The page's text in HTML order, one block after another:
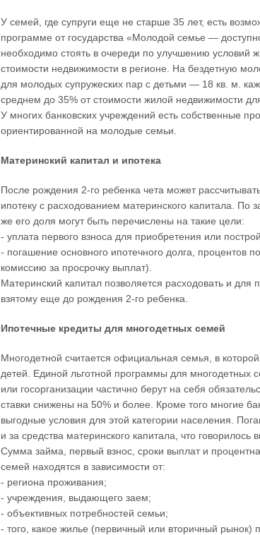
У семей, где супруги еще не старше 35 лет, есть
программе от государства «Молодой семье —
необходимо стоять в очереди по улучшению условий
стоимости недвижимости в регионе. На бездетную
для молодых супружеских пар с детьми — 18 кв. м.
среднем до 35% от стоимости жилой недвижимости
У многих банковских учреждений есть собственные
ориентированной на молодые семьи.
Материнский капитал и ипотека
После рождения 2-го ребенка чета может
ипотеку с расходованием материнского капитала. По
же его доля могут быть перечислены на такие цели:
- уплата первого взноса для приобретения или
- погашение основного ипотечного долга, процентов
комиссию за просрочку выплат).
Материнский капитал позволяется расходовать и для
взятому еще до рождения 2-го ребенка.
Ипотечные кредиты для многодетных семей
Многодетной считается официальная семья, в
детей. Единой льготной программы для многодетных
или госорганизации частично берут на себя
ставки снижены на 50% и более. Кроме того многие
выгодные условия для этой категории населения.
и за средства материнского капитала, что говорилось
Сумма займа, первый взнос, сроки выплат и
семей находятся в зависимости от:
- региона проживания;
- учреждения, выдающего заем;
- объективных потребностей семьи;
- того, какое жилье (первичный или вторичный рынок)